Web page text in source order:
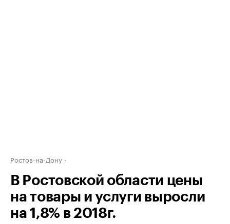
Ростов-на-Дону
В Ростовской области цены
на товары и услуги выросли
на 1,8% в 2018г.